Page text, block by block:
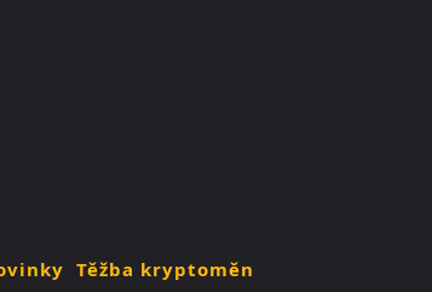
Těžba kryptoměn